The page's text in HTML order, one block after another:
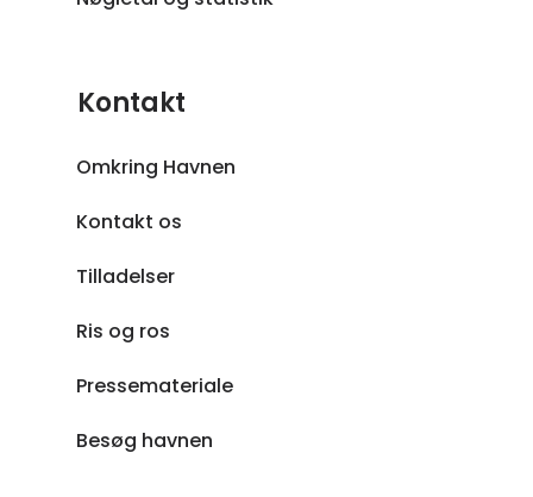
Kontakt
Omkring Havnen
Kontakt os
Tilladelser
Ris og ros
Pressemateriale
Besøg havnen